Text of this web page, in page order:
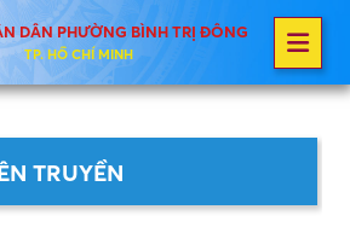
DÂN PHƯỜNG BÌNH TRỊ ĐÔNG
TP. HỒ CHÍ MINH
TRUYỀN